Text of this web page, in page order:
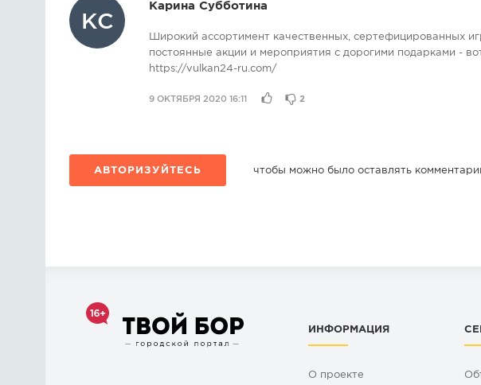
КС
Карина Субботина
Широкий ассортимент качественных, сертефицированных
постоянные акции и мероприятия с дорогими подарками -
https://vulkan24-ru.com/
9 ОКТЯБРЯ 2020 16:11 2
АВТОРИЗУЙТЕСЬ чтобы можно было оставлять
ИНФОРМАЦИЯ
О проекте